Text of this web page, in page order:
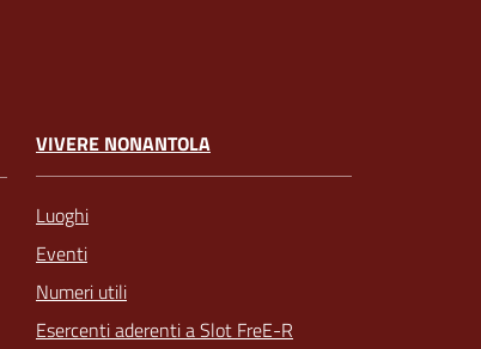
VIVERE NONANTOLA
Luoghi
Eventi
Numeri utili
Esercenti aderenti a Slot FreE-R